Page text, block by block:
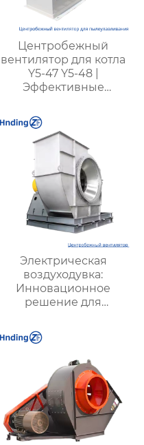
Центробежный
вентилятор для котла
Y5-47 Y5-48 |
Эффективные
промышленных
котлов | Для котлов с
углем разных типов
Электрическая
воздуходувка:
Инновационное
решение для
воздухообмена и
энергосбережения